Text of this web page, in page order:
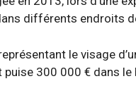
différents endroits
le visage
puise 300 000 € dans